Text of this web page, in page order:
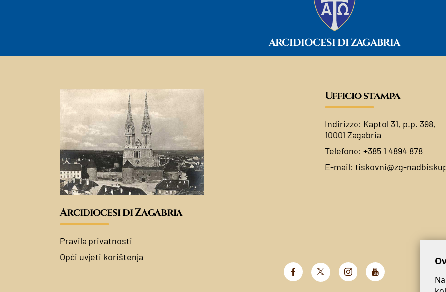
ARCIDIOCESI DI ZAGABRIA
Arcidiocesi di Zagabria
Pravila privatnosti
Opći uvjeti korištenja
Ufficio stampa
Indirizzo: Kaptol 31, p.p. 398,
10001 Zagabria
Telefono: +385 1 4894 878
E-mail: tiskovni@zg-